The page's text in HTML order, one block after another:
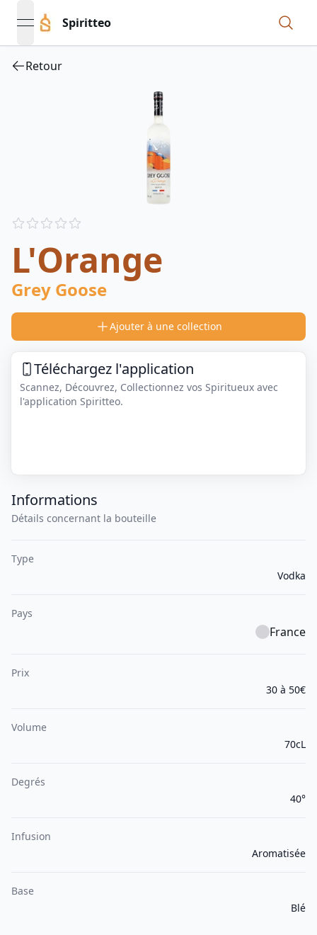
open navigation menu
Spiritteo
Retour
Reviews
L'Orange
Grey Goose
Ajouter à une collection
Téléchargez l'application
Scannez, Découvrez, Collectionnez vos Spiritueux avec
l'application Spiritteo.
Informations
Détails concernant la bouteille
Type
Vodka
Pays
France
Prix
30 à 50€
Volume
70cL
Degrés
40°
Infusion
Aromatisée
Base
Blé